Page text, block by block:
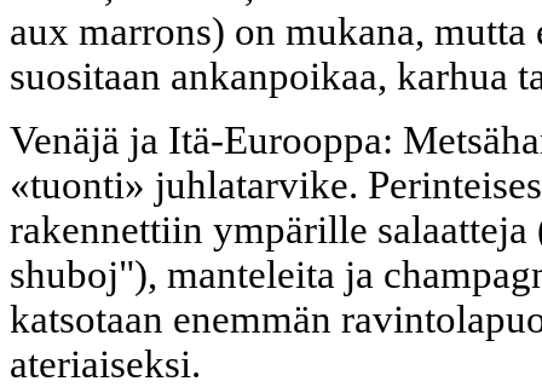
aux marrons) on mukana,
suositaan ankanpoikaa, karhua
Venäjä ja Itä-Eurooppa:
«tuonti» juhlatarvike.
rakennettiin ympärille
shuboj"), manteleita ja
katsotaan enemmän
ateriaiseksi.